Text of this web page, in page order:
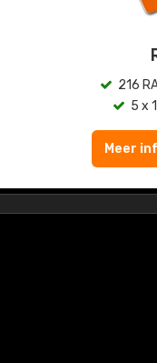
216 RAL
5 x 15 cm,
Meer info /